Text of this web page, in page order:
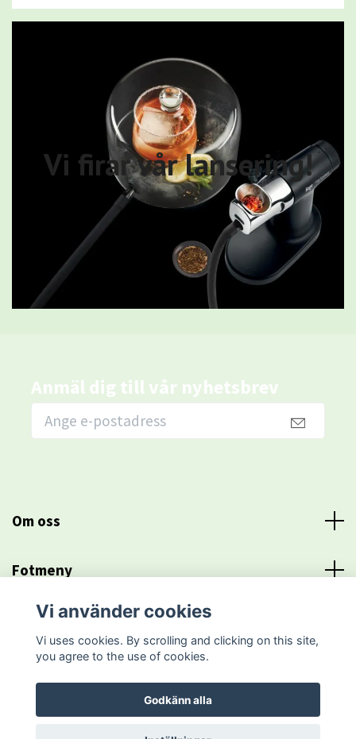
Vi firar vår lansering!
Anmäl dig till vår nyhetsbrev
Om oss
Fotmeny
Sociala medier
© 2026 NLN agent Europe
Vi använder cookies
Vi uses cookies. By scrolling and clicking on this site,
you agree to the use of cookies.
Godkänn alla